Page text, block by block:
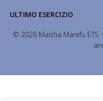
ULTIMO ESERCIZIO
© 2026 Maisha Marefu